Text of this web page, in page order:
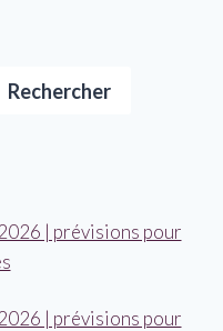
Rechercher
| prévisions pour
| prévisions pour